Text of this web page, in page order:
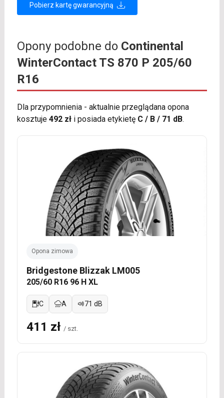
Pobierz kartę gwarancyjną
Opony podobne do Continental
WinterContact TS 870 P 205/60
R16
Dla przypomnienia - aktualnie przeglądana opona
kosztuje 492 złi posiada etykietę C / B / 71 dB.
Opona zimowa
Bridgestone Blizzak LM005
205/60 R16 96 H XL
C A 71 dB
411 zł / szt.